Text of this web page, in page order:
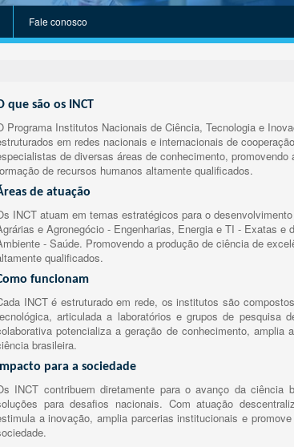
Fale conosco
que são os INCT
Programa Institutos Nacionais de Ciência, Tecnologia e
em redes nacionais e internacionais de
de diversas áreas de conhecimento,
de recursos humanos altamente qualificados.
de atuação
INCT atuam em temas estratégicos para o
e Agronegócio - Engenharias, Energia e TI - Exatas
- Saúde. Promovendo a produção de ciência de
qualificados.
funcionam
INCT é estruturado em rede, os institutos são
articulada a laboratórios e grupos de pesquisa
potencializa a geração de conhecimento,
brasileira.
para a sociedade
INCT contribuem diretamente para o avanço da
para desafios nacionais. Com atuação
a inovação, amplia parcerias institucionais e